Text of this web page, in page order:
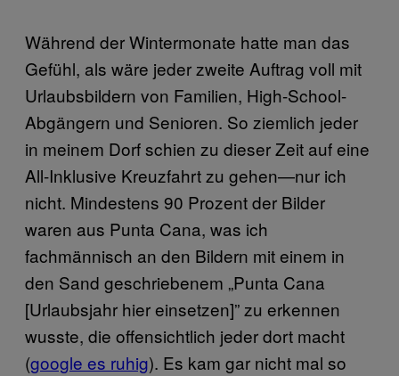
Während der Wintermonate hatte man das
Gefühl, als wäre jeder zweite Auftrag voll mit
Urlaubsbildern von Familien, High-School-
Abgängern und Senioren. So ziemlich jeder
in meinem Dorf schien zu dieser Zeit auf eine
All-Inklusive Kreuzfahrt zu gehen—nur ich
nicht. Mindestens 90 Prozent der Bilder
waren aus Punta Cana, was ich
fachmännisch an den Bildern mit einem in
den Sand geschriebenem „Punta Cana
[Urlaubsjahr hier einsetzen]” zu erkennen
wusste, die offensichtlich jeder dort macht
(google es ruhig). Es kam gar nicht mal so